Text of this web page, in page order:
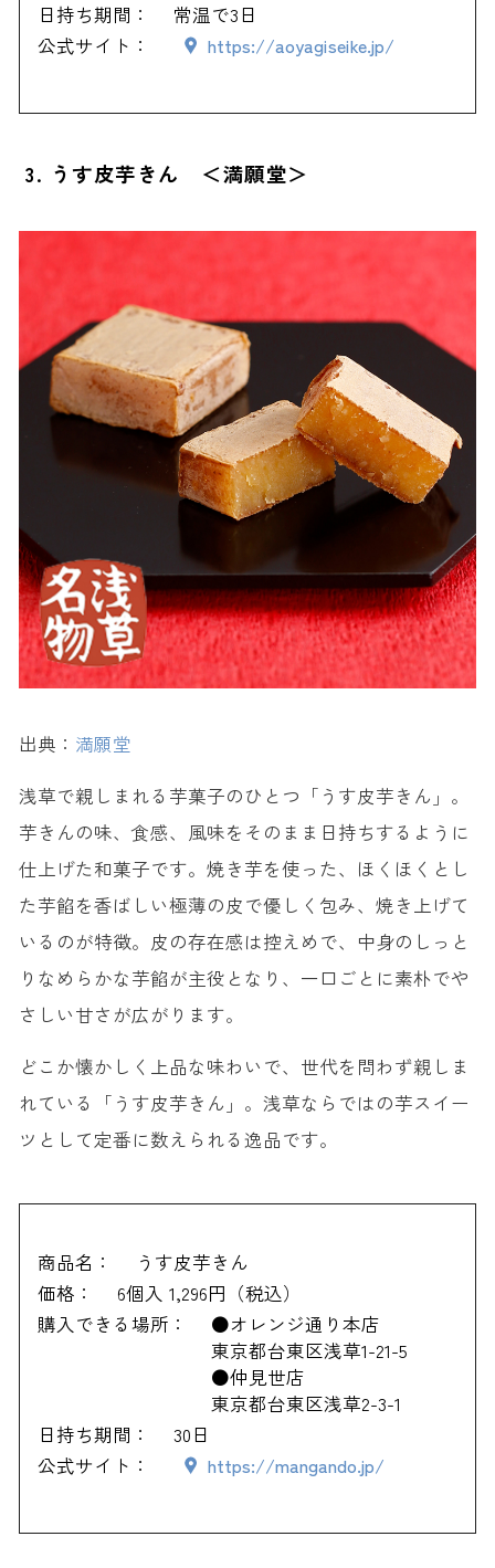
日持ち期間：
常温で3日
公式サイト：
https://aoyagiseike.jp/
3. うす皮芋きん ＜満願堂＞
出典： 満願堂
浅草で親しまれる芋菓子のひとつ「うす皮芋きん」。
芋きんの味、食感、風味をそのまま日持ちするように
仕上げた和菓子です。焼き芋を使った、ほくほくとし
た芋餡を香ばしい極薄の皮で優しく包み、焼き上げて
いるのが特徴。皮の存在感は控えめで、中身のしっと
りなめらかな芋餡が主役となり、一口ごとに素朴でや
さしい甘さが広がります。
どこか懐かしく上品な味わいで、世代を問わず親しま
れている「うす皮芋きん」。浅草ならではの芋スイー
ツとして定番に数えられる逸品です。
商品名：
うす皮芋きん
価格：
6個入 1,296円（税込）
購入できる場所：
●オレンジ通り本店
東京都台東区浅草1-21-5
●仲見世店
東京都台東区浅草2-3-1
日持ち期間：
30日
公式サイト：
https://mangando.jp/